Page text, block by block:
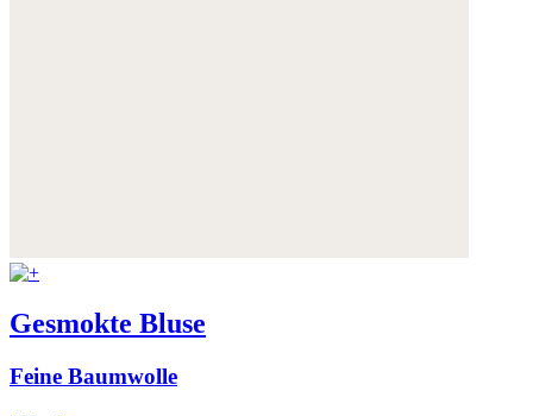
Gesmokte Bluse
Feine Baumwolle